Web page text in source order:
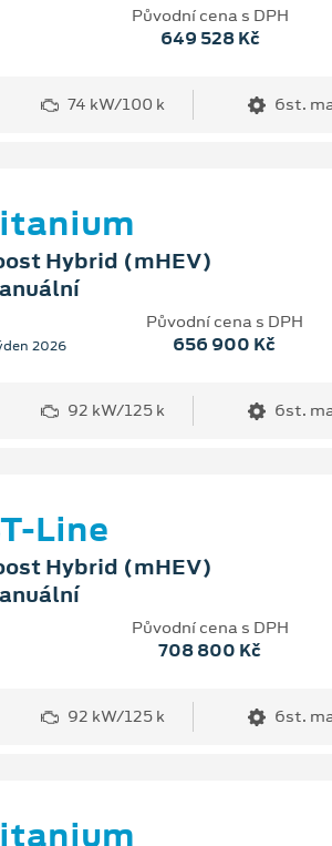
Původní cena s DPH
649 528 Kč
74 kW/100 k 6st.
Hybrid (mHEV)
2026
Původní cena s DPH
656 900 Kč
92 kW/125 k 6st.
Line
Hybrid (mHEV)
Původní cena s DPH
708 800 Kč
92 kW/125 k 6st.